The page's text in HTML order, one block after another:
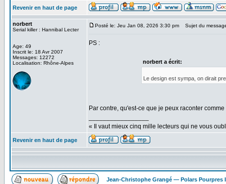
Revenir en haut de page
norbert
Serial killer : Hannibal Lecter
Age: 49
Inscrit le: 18 Avr 2007
Messages: 12272
Localisation: Rhône-Alpes
Posté le: Jeu Jan 08, 2026 3:30 pm Sujet du
PS :
norbert a écrit:
Le design est sympa, on dirait
Par contre, qu'est-ce que je peux raconter
« Il vaut mieux cinq mille lecteurs qui ne vous
Revenir en haut de page
Jean-Christophe Grangé — Polars Pourpres